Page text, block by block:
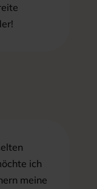
ich
meine